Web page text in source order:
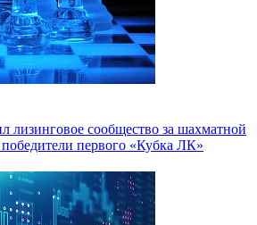
лизинговое сообщество за шахматной
первого «Кубка ЛК»